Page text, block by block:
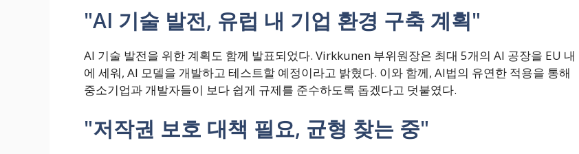
"AI 기술 발전, 유럽 내 기업 환경 구축 계획"
AI 기술 발전을 위한 계획도 함께 발표되었다. Virkkunen 부위원장은 최대 5개의 AI 공장을 EU 내
에 세워, AI 모델을 개발하고 테스트할 예정이라고 밝혔다. 이와 함께, AI법의 유연한 적용을 통해
중소기업과 개발자들이 보다 쉽게 규제를 준수하도록 돕겠다고 덧붙였다.
"저작권 보호 대책 필요, 균형 찾는 중"